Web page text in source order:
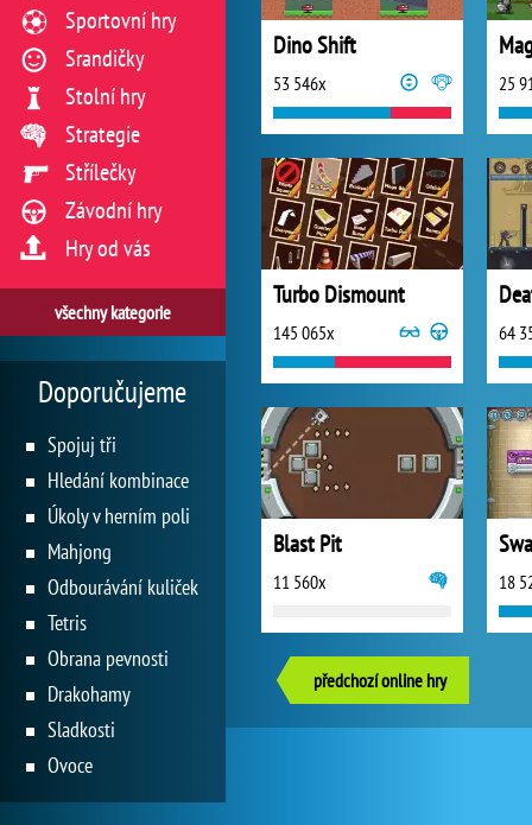
Dino Shift
53 546x 25
Turbo Dismount
145 065x 64
Blast Pit
11 560x 18
předchozí online hry
Sportovní hry
Srandičky
Stolní hry
Strategie
Střílečky
Závodní hry
Hry od vás
všechny kategorie
Doporučujeme
Spojuj tři
Hledání kombinace
Úkoly v herním poli
Mahjong
Odbourávání kuliček
Tetris
Obrana pevnosti
Drakohamy
Sladkosti
Ovoce